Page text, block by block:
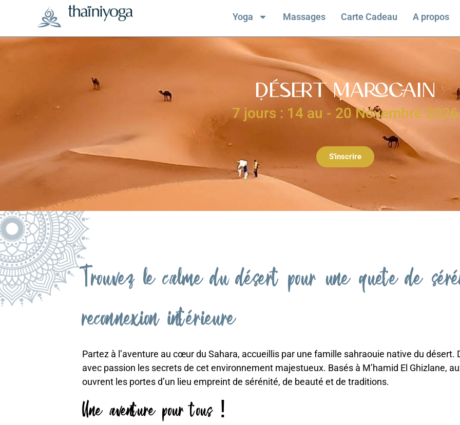
Yoga Massages Carte Cadeau A propos
Désert Marocain
7 jours : 14 au - 20 Novembre 2026
S'inscrire
Trouvez le calme du désert pour une quete de
reconnexion intérieure
Partez à l’aventure au cœur du Sahara, accueillis par une famille sahraouie native du désert.
avec passion les secrets de cet environnement majestueux. Basés à M’hamid El Ghizlane,
ouvrent les portes d’un lieu empreint de sérénité, de beauté et de traditions.
Une aventure pour tous !